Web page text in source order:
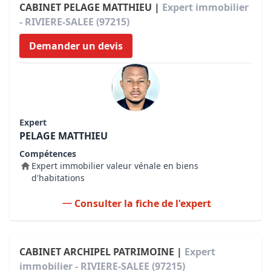
CABINET PELAGE MATTHIEU | Expert immobilier
- RIVIERE-SALEE (97215)
Demander un devis
Expert
PELAGE MATTHIEU
Compétences
Expert immobilier valeur vénale en biens
d'habitations
Consulter la fiche de l'expert
CABINET ARCHIPEL PATRIMOINE | Expert
immobilier - RIVIERE-SALEE (97215)